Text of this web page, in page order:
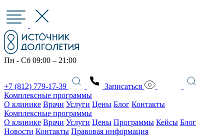
Пн - Сб 09:00 – 21:00
+7 (812) 779-17-39
Записаться
Комплексные программы
О клинике Врачи Услуги Цены Блог Контакты
Комплексные программы
О клинике Врачи Услуги Цены Программы Кейсы Блог
Новости Контакты Правовая информация